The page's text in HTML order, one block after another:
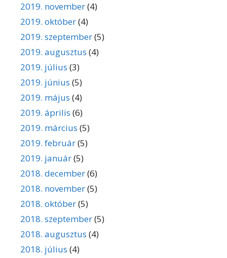
2019. november(4)
2019. október(4)
2019. szeptember(5)
2019. augusztus (4)
2019. július (3)
2019. június (5)
2019. május (4)
2019. április (6)
2019. március (5)
2019. február(5)
2019. január(5)
2018. december(6)
2018. november(5)
2018. október(5)
2018. szeptember(5)
2018. augusztus (4)
2018. július (4)